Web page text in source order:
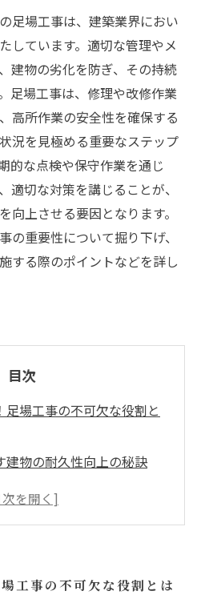
足場工事は、建築業界におい
しています。適切な管理やメ
建物の劣化を防ぎ、その持続
足場工事は、修理や改修作業
高所作業の安全性を確保する
況を見極める重要なステップ
的な点検や保守作業を通じ
適切な対策を講じることが、
向上させる要因となります。
の重要性について掘り下げ、
する際のポイントなどを詳し
目次
場工事の不可欠な役割と
建物の耐久性向上の秘訣
物保全のための足場工事の
支える足場工事の実態
工事の不可欠な役割とは